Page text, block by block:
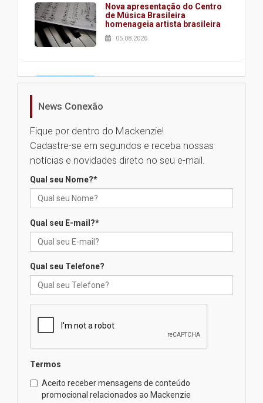
Nova apresentação do Centro
de Música Brasileira
homenageia artista brasileira
05.08.2026
Universidade Mackenzie
Seminário discute desafios
das novas tecnologias em
calouros do segundo semestre
mesmo do Ensino Médio
Como os pais podem investir
na educação dos filhos além da
escola
News Conexão
Fique por dentro do Mackenzie!
Cadastre-se em segundos e receba nossas
notícias e novidades direto no seu e-mail.
Qual seu Nome?*
Qual seu E-mail?*
Qual seu Telefone?
Termos
Aceito receber mensagens de conteúdo
promocional relacionados ao Mackenzie